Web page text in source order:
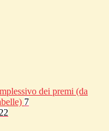
dei premi (da
7
22